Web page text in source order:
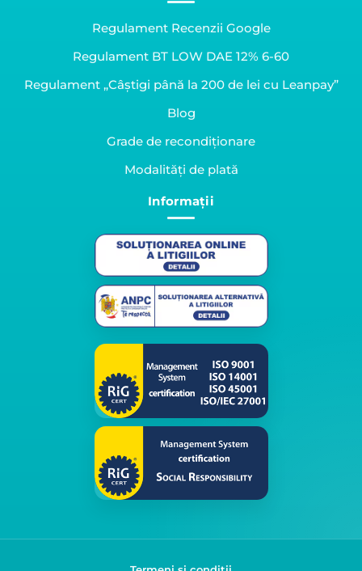
Regulament Recenzii Google
Regulament BT LOW DAE 12% 6-60
Regulament „Câștigi până la 200 de lei cu Leanpay”
Blog
Grade de recondiționare
Modalități de plată
Informații